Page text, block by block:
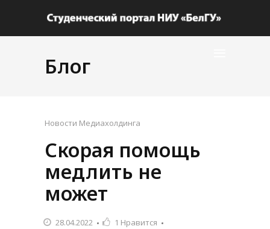
Блог
Новости Медиахолдинга
Скорая помощь
медлить не
может
28.04.2022 1 Нравится